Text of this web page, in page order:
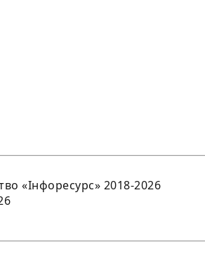
«Інфоресурс» 2018-2026